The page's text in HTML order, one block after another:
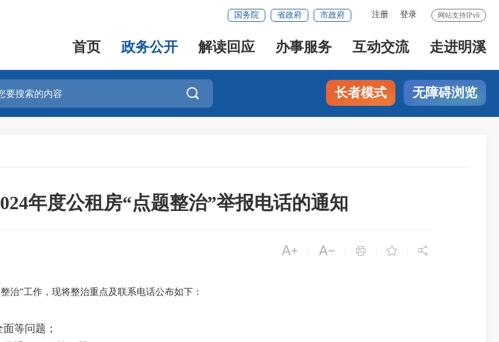
网站支持IPv6
注册 登录
国务院 省政府 市政府
首页 政务公开 解读回应 办事服务 互动交流 走进明溪
 长者模式 无障碍浏览
年度公租房“点题整治”举报电话的通知
    
治”工作，现将整治重点及联系电话公布如下：
等问题；